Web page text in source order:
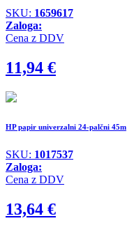
SKU: 1659617
Zaloga:
Cena z DDV
11,94 €
HP papir univerzalni 24-palčni 45m
SKU: 1017537
Zaloga:
Cena z DDV
13,64 €